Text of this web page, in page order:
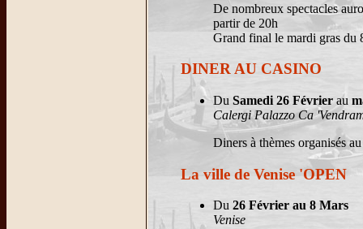
De nombreux spectacles
partir de 20h
Grand final le mardi gras du
DINER AU CASINO
Du Samedi 26 Février au
Calergi Palazzo Ca
Diners à thèmes organisés
La ville de Venise 'OPEN
Du 26 Février au 8 Mars
Venise